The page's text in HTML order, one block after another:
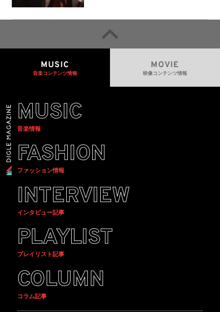
MUSIC
音楽コンテンツ情報
MOVIE
映像コンテンツ情報
MUSIC
音楽情報
FASHION
ファッション情報
INTERVIEW
インタビュー記事
PLAYLIST
プレイリスト記事
COLUMN
コラム記事